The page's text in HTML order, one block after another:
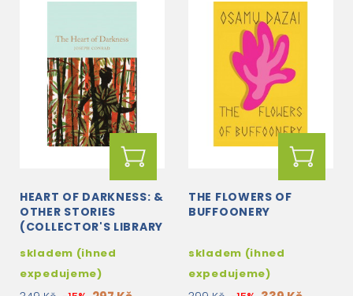
HEART OF DARKNESS: &
OTHER STORIES
(COLLECTOR'S LIBRARY
skladem (ihned
expedujeme)
THE FLOWERS OF
BUFFOONERY
skladem (ihned
expedujeme)